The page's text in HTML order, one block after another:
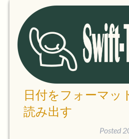
日付をフォーマッ
読み出す
Posted